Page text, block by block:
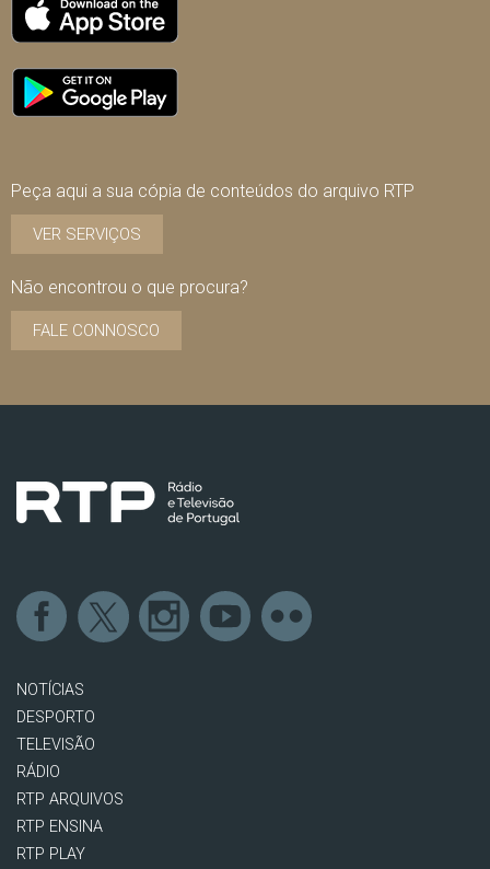
Peça aqui a sua cópia de conteúdos do arquivo RTP
VER SERVIÇOS
Não encontrou o que procura?
FALE CONNOSCO
NOTÍCIAS
DESPORTO
TELEVISÃO
RÁDIO
RTP ARQUIVOS
RTP ENSINA
RTP PLAY